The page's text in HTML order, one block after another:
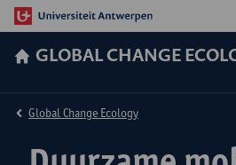
GLOBAL CHANGE
Global Change Ecology